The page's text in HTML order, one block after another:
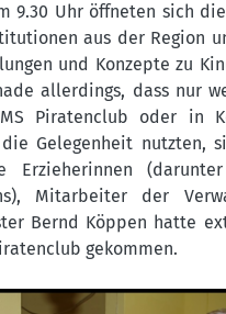
9.30 Uhr öffneten sich
aus der Region
und Konzepte zu
allerdings, dass nur
Piratenclub oder in
Gelegenheit nutzten,
Erzieherinnen
Mitarbeiter der
Bernd Köppen hatte
gekommen.